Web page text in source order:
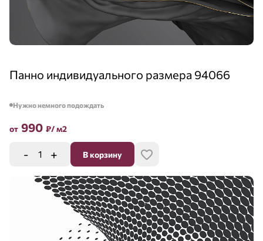
Панно индивидуального размера 94066
Нужно немного подождать
от 990 ₽/ м2
- + В корзину